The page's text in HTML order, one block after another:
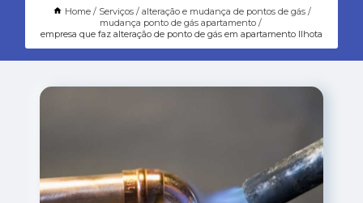
Home Serviços
alteração e mudança de pontos de gás
mudança ponto de gás apartamento
empresa que faz alteração de ponto de gás em apartamento Ilhota